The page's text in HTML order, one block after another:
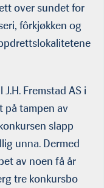
over sundet for
fôrkjøkken og
Fremstad AS i
på tampen av
slapp
unna. Dermed
av noen få år
tre konkursbo